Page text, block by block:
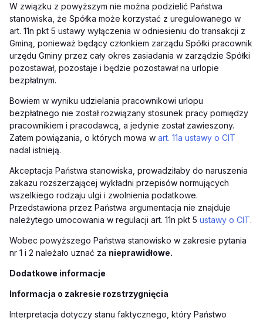
W związku z powyższym nie można podzielić Państwa
stanowiska, że Spółka może korzystać z uregulowanego w
art. 11n pkt 5 ustawy wyłączenia w odniesieniu do transakcji z
Gminą, ponieważ będący członkiem zarządu Spółki pracownik
urzędu Gminy przez cały okres zasiadania w zarządzie Spółki
pozostawał, pozostaje i będzie pozostawał na urlopie
bezpłatnym.
Bowiem w wyniku udzielania pracownikowi urlopu
bezpłatnego nie został rozwiązany stosunek pracy pomiędzy
pracownikiem i pracodawcą, a jedynie został zawieszony.
Zatem powiązania, o których mowa w art. 11a ustawy o CIT
nadal istnieją.
Akceptacja Państwa stanowiska, prowadziłaby do naruszenia
zakazu rozszerzającej wykładni przepisów normujących
wszelkiego rodzaju ulgi i zwolnienia podatkowe.
Przedstawiona przez Państwa argumentacja nie znajduje
należytego umocowania w regulacji art. 11n pkt 5 ustawy o CIT.
Wobec powyższego Państwa stanowisko w zakresie pytania
nr 1 i 2 należało uznać za nieprawidłowe.
Dodatkowe informacje
Informacja o zakresie rozstrzygnięcia
Interpretacja dotyczy stanu faktycznego, który Państwo